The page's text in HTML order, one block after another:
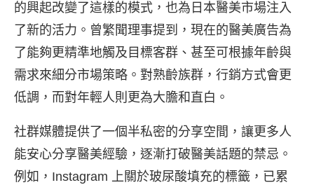
的興起改變了這樣的模式，也為日本醫美市場注入
了新的活力。曾繁聞理事提到，現在的醫美廣告為
了能夠更精準地觸及目標客群、甚至可根據年齡與
需求來細分市場策略。對熟齡族群，行銷方式會更
低調，而對年輕人則更為大膽和直白。
社群媒體提供了一個半私密的分享空間，讓更多人
能安心分享醫美經驗，逐漸打破醫美話題的禁忌。
例如，Instagram 上關於玻尿酸填充的標籤，已累